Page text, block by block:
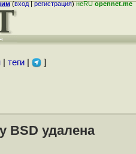
(вход|регистрация)неRUopennet.me
| теги| ]
BSD удалена